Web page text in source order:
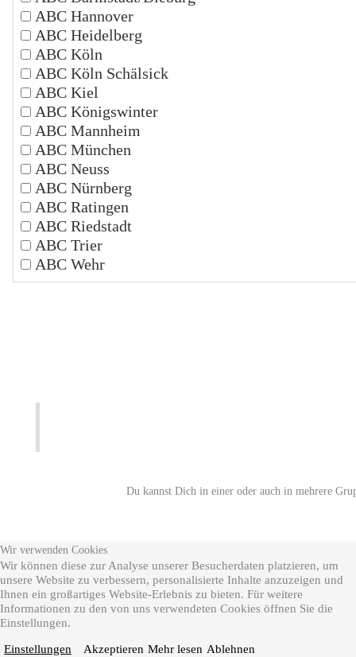
ABC Hannover
ABC Heidelberg
ABC Köln
ABC Köln Schälsick
ABC Kiel
ABC Königswinter
ABC Mannheim
ABC München
ABC Neuss
ABC Nürnberg
ABC Ratingen
ABC Riedstadt
ABC Trier
ABC Wehr
Du kannst Dich in einer oder auch in mehrere
Wir verwenden Cookies
Wir können diese zur Analyse unserer Besucherdaten platzieren, um
unsere Website zu verbessern, personalisierte Inhalte anzuzeigen und
Ihnen ein großartiges Website-Erlebnis zu bieten. Für weitere
Informationen zu den von uns verwendeten Cookies öffnen Sie die
Einstellungen.
Einstellungen Akzeptieren Mehr lesen Ablehnen